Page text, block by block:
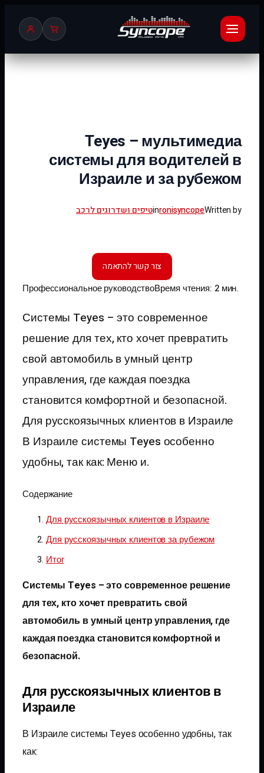
לדלג
Teyes – мультимедиа
системы для водителей в
Израиле и за рубежом
Written by
ronisyncope
inטיפים ושדרוגים לרכב
Профессиональное руководствоВремя чтения: 2 мин.
Системы Teyes – это современное
решение для тех, кто хочет превратить
свой автомобиль в умный центр
управления, где каждая поездка
становится комфортной и безопасной.
Для русскоязычных клиентов в Израиле
В Израиле системы Teyes особенно
удобны, так как: Меню и.
Содержание
Для русскоязычных клиентов в Израиле
Для русскоязычных клиентов за рубежом
Итог
Системы Teyes – это современное решение
для тех, кто хочет превратить свой
автомобиль в умный центр управления, где
каждая поездка становится комфортной и
безопасной.
Для русскоязычных клиентов в
Израиле
В Израиле системы Teyes особенно удобны, так
как: